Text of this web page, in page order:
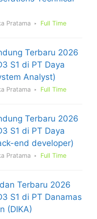
Pratama Full Time
Terbaru 2026
S1 di PT Daya
Analyst)
Pratama Full Time
Terbaru 2026
S1 di PT Daya
end developer)
Pratama Full Time
Terbaru 2026
S1 di PT Danamas
(DIKA)